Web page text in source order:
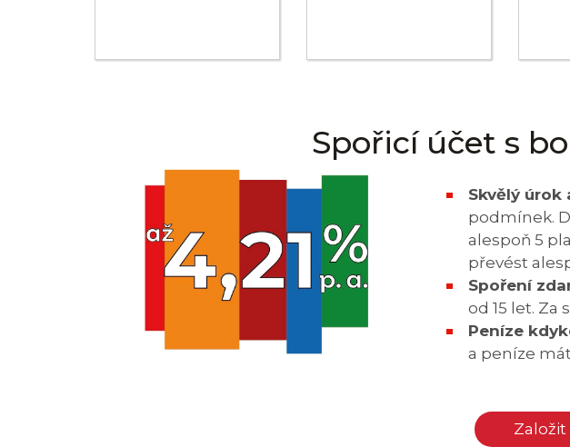
Spořicí účet s
Skvělý úrok
podmínek.
alespoň 5
převést
Spoření
od 15 let.
Peníze
a peníze